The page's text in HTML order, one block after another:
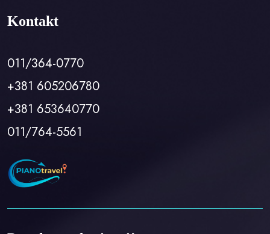
Kontakt
011/364-0770
+381 605206780
+381 653640770
011/764-5561